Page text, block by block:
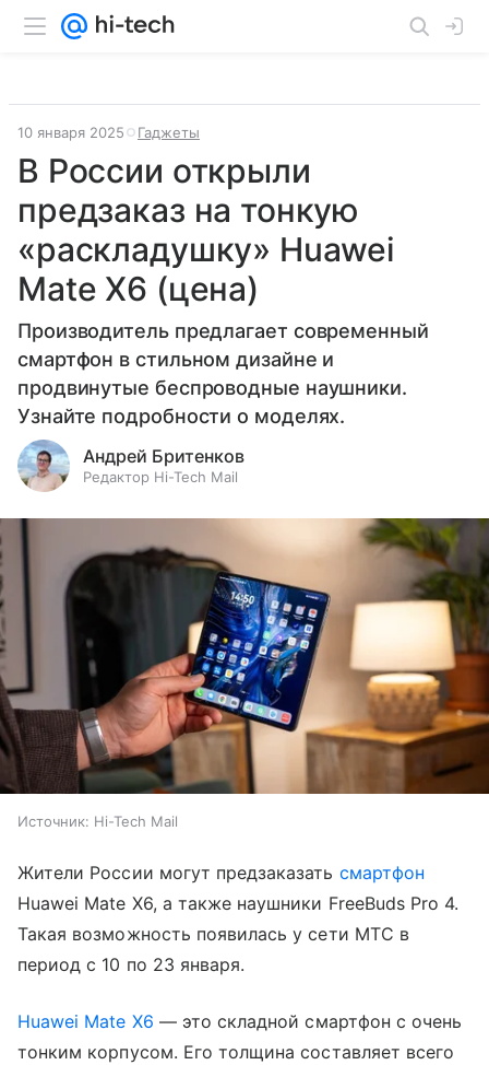
10 января 2025 Гаджеты
В России открыли
предзаказ на тонкую
«раскладушку» Huawei
Mate X6 (цена)
Производитель предлагает современный
смартфон в стильном дизайне и
продвинутые беспроводные наушники.
Узнайте подробности о моделях.
Андрей Бритенков
Редактор Hi-Tech Mail
Источник: Hi-Tech Mail
Жители России могут предзаказать смартфон
Huawei Mate X6, а также наушники FreeBuds Pro 4.
Такая возможность появилась у сети МТС в
период с 10 по 23 января.
Huawei Mate X6 — это складной смартфон с очень
тонким корпусом. Его толщина составляет всего